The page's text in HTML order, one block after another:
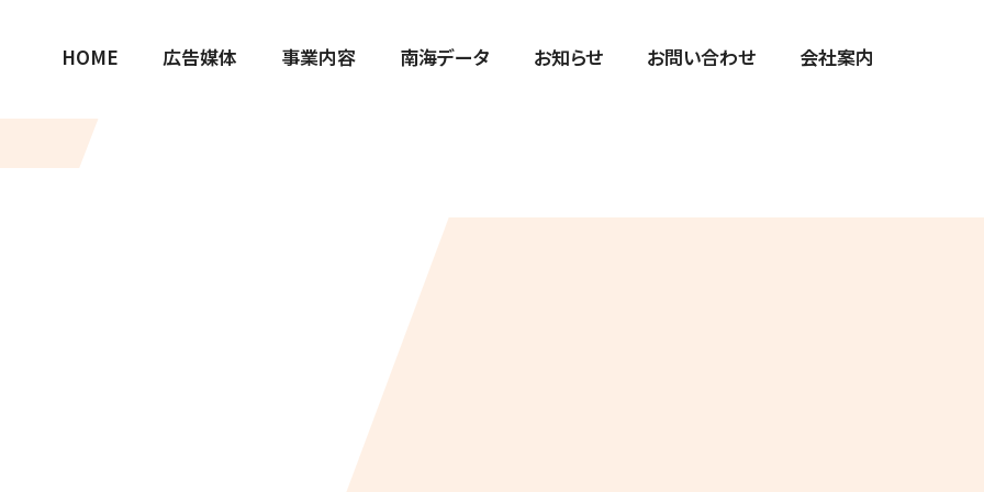
HOME 広告媒体 事業内容 南海データ お知らせ お問い合わせ 会社案内